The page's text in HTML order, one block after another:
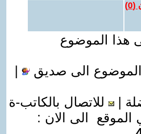
(
0
)
هذا الموضوع
الى صديق
للاتصال بالكاتب-ة
الى الان :